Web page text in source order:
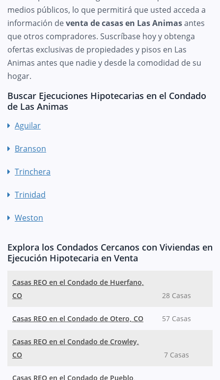
medios públicos, lo que permitirá que usted acceda a
información deventa de casas en Las Animasantes
que otros compradores. Suscríbase hoy y obtenga
ofertas exclusivas de propiedades y pisos en Las
Animas antes que nadie y desde la comodidad de su
hogar.
Buscar Ejecuciones Hipotecarias en el Condado
de Las Animas
Aguilar
Branson
Trinchera
Trinidad
Weston
Explora los Condados Cercanos con Viviendas en
Ejecución Hipotecaria en Venta
Casas REO en el Condado de Huerfano,
CO
28 Casas
Casas REO en el Condado de Otero, CO 57 Casas
Casas REO en el Condado de Crowley,
CO
7 Casas
Casas REO en el Condado de Pueblo,